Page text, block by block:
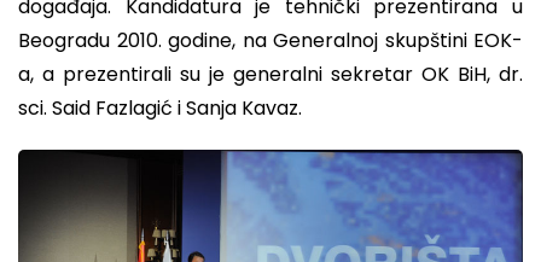
događaja. Kandidatura je tehnički prezentirana u
Beogradu 2010. godine, na Generalnoj skupštini EOK-
a, a prezentirali su je generalni sekretar OK BiH, dr.
sci. Said Fazlagić i Sanja Kavaz.